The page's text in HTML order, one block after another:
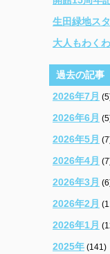
生田緑地ス
大人もわく
過去の記事
2026年7月
2026年6月
2026年5月
2026年4月
2026年3月
2026年2月
2026年1月
2025年 (141)